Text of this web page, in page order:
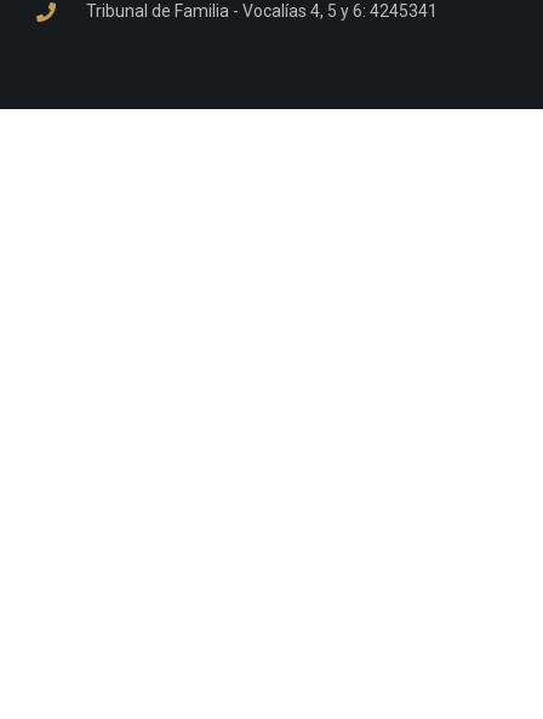
Tribunal de Familia - Vocalías 4, 5 y 6: 4245341